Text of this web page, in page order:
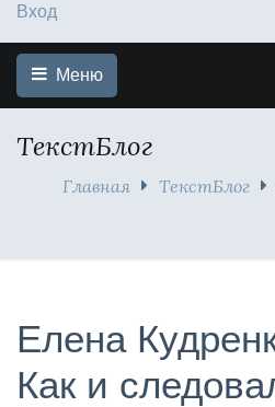
Вход
Меню
ТекстБлог
Главная ТекстБлог
Елена
Как и